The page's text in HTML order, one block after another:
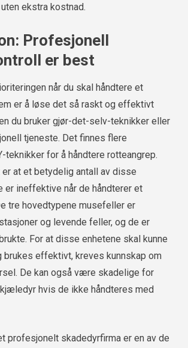
ekstra kostnad.
Profesjonell
er best
når du skal håndtere et
er å løse det så raskt og effektivt
du bruker gjør-det-selv-teknikker eller
tjeneste. Det finnes flere
teknikker for å håndtere rotteangrep.
at et betydelig antall av disse
er ineffektive når de håndterer et
tre hovedtypene musefeller er
og levende feller, og de er
For at disse enhetene skal kunne
effektivt, kreves kunnskap om
De kan også være skadelige for
hvis de ikke håndteres med
profesjonelt skadedyrfirma er en av de